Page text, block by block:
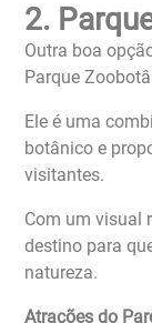
2.
Outra boa
Parque
Ele é uma
botânico e
visitantes.
Com um visual
destino para
natureza.
Atrações do